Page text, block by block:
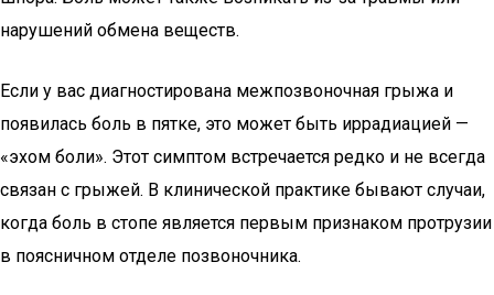
нарушений обмена веществ.
Если у вас диагностирована межпозвоночная грыжа и
появилась боль в пятке, это может быть иррадиацией —
«эхом боли». Этот симптом встречается редко и не всегда
связан с грыжей. В клинической практике бывают случаи,
когда боль в стопе является первым признаком протрузии
в поясничном отделе позвоночника.